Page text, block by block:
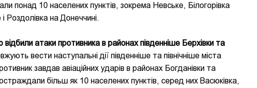
понад 10 населених пунктів, зокрема Невське, Білогорівка
Роздолівка на Донеччині.
атаки противника в районах південніше Берхівки та
вести наступальні дії південніше та північніше міста
завдав авіаційних ударів в районах Богданівки та
більш як 10 населених пунктів, серед них Васюківка,